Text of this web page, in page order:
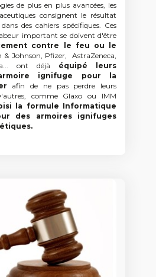
de plus en plus avancées, les
consignent le résultat
des cahiers spécifiques. Ces
important se doivent d'être
contre le feu ou le
& Johnson, Pfizer, AstraZeneca,
ont déjà équipé leurs
ignifuge pour la
afin de ne pas perdre leurs
comme Glaxo ou IMM
la formule Informatique
des armoires ignifuges